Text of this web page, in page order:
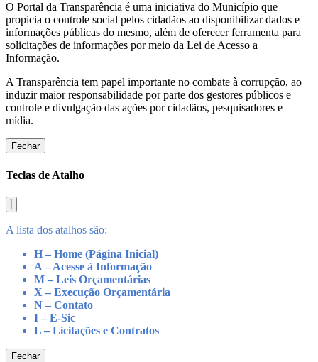
O Portal da Transparência é uma iniciativa do Município que
propicia o controle social pelos cidadãos ao disponibilizar dados e
informações públicas do mesmo, além de oferecer ferramenta para
solicitações de informações por meio da Lei de Acesso a
Informação.
A Transparência tem papel importante no combate à corrupção, ao
induzir maior responsabilidade por parte dos gestores públicos e
controle e divulgação das ações por cidadãos, pesquisadores e
mídia.
Fechar
Teclas de Atalho
A lista dos atalhos são:
H – Home (Página Inicial)
A – Acesse à Informação
M – Leis Orçamentárias
X – Execução Orçamentária
N – Contato
I – E-Sic
L – Licitações e Contratos
Fechar